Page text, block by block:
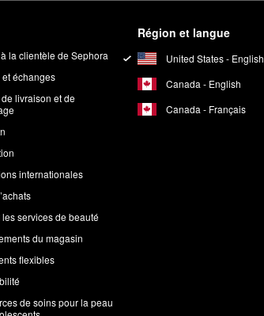
la clientèle de Sephora
et échanges
livraison et de
internationales
les services de beauté
du magasin
flexibles
de soins pour la peau
Région et langue
United States - English
Canada - English
Canada - Français